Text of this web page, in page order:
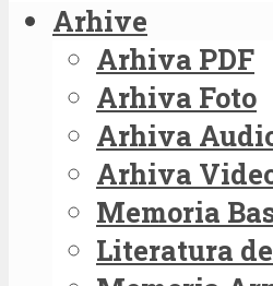
Arhive
Arhiva PDF
Arhiva Foto
Arhiva
Arhiva
Memoria
Literatura